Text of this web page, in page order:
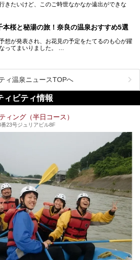
行きたいけど、このご時世なかなか遠出ができな
多いのではないでしょうか？
って観光地を巡るような温泉旅行がしたいけど、
時間が取れない時もありますよね。
んわり温まってリラックス効果も抜群。
良で行けるおすすめのスーパー銭湯を5つご紹介
います。
本桜と秘湯の旅！奈良の温泉おすすめ5選
想が発表され、お花見の予定をたてるのも心が躍
ってまいりました。
い日本人の心を捉えて離さない名所中の名所があ
れは奈良県の吉野山。
野山を含む「紀伊山地の霊場と参詣道」はユネス
産に登録されており、修験道の霊場として荘厳な
と歴史のある霊験あらたかな吉野の湯で、春を感
旅はいかがでしょう。
良県吉野のおすすめ温泉を紹介いたします！
ィ温泉ニュースTOPへ
ィビティ情報
ィング（半日コース）
23号ジュリアビル8F